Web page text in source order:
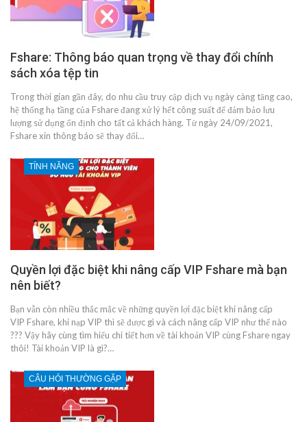
Fshare: Thông báo quan trọng về thay đổi chính
sách xóa tệp tin
Trong thời gian gần đây, do nhu cầu truy cập dịch vụ ngày càng tăng cao,
hệ thống hạ tầng của Fshare đang xử lý hết công suất để đảm bảo lưu
lượng sử dụng ổn định cho tất cả khách hàng. Từ ngày 24/09/2021,
Fshare xin thông báo sẽ thay đổi…
TÍNH NĂNG
Quyền lợi đặc biệt khi nâng cấp VIP Fshare mà bạn
nên biết?
Bạn vẫn còn nhiều thắc mắc về những quyền lợi đặc biệt khi nâng cấp
VIP Fshare, khi nạp VIP thì sẽ được gì và cách nâng cấp VIP như thế nào
??? Vậy hãy cùng tìm hiểu chi tiết hơn về tài khoản VIP cùng Fshare ngay
thôi! Tài khoản VIP là gì?…
CÂU HỎI THƯỜNG GẶP